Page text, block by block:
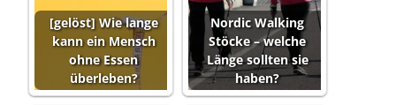
[gelöst] Wie lange
kann ein Mensch
ohne Essen
überleben?
Nordic Walking
Stöcke – welche
Länge sollten sie
haben?